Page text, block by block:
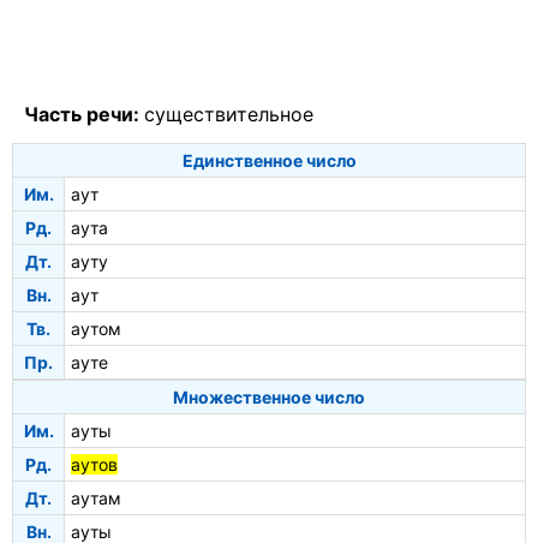
Часть речи: существительное
Единственное число
Им.
аут
Рд.
аута
Дт.
ауту
Вн.
аут
Тв.
аутом
Пр.
ауте
Множественное число
Им.
ауты
Рд.
аутов
Дт.
аутам
Вн.
ауты